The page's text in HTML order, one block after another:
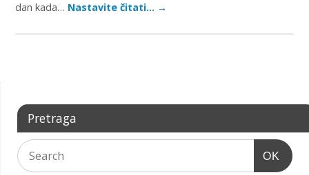
dan kada… Nastavite čitati… →
Pretraga
OK